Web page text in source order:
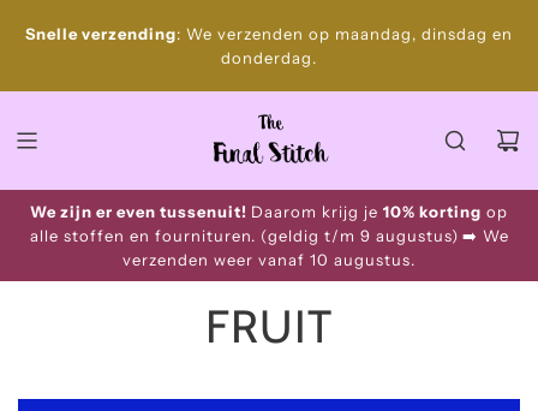
p
o
e
Snelle verzending: We verzenden op maandag, dinsdag en
donderdag.
We zijn er even tussenuit! Daarom krijg je 10% korting op
alle stoffen en fournituren. (geldig t/m 9 augustus) ➡️ We
verzenden weer vanaf 10 augustus.
FRUIT